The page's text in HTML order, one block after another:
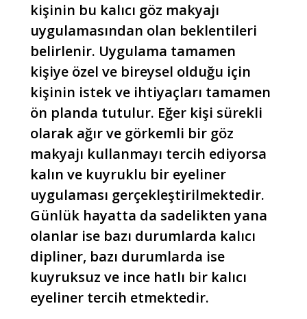
kişinin bu kalıcı göz makyajı
uygulamasından olan beklentileri
belirlenir. Uygulama tamamen
kişiye özel ve bireysel olduğu için
kişinin istek ve ihtiyaçları tamamen
ön planda tutulur. Eğer kişi sürekli
olarak ağır ve görkemli bir göz
makyajı kullanmayı tercih ediyorsa
kalın ve kuyruklu bir eyeliner
uygulaması gerçekleştirilmektedir.
Günlük hayatta da sadelikten yana
olanlar ise bazı durumlarda kalıcı
dipliner, bazı durumlarda ise
kuyruksuz ve ince hatlı bir kalıcı
eyeliner tercih etmektedir.